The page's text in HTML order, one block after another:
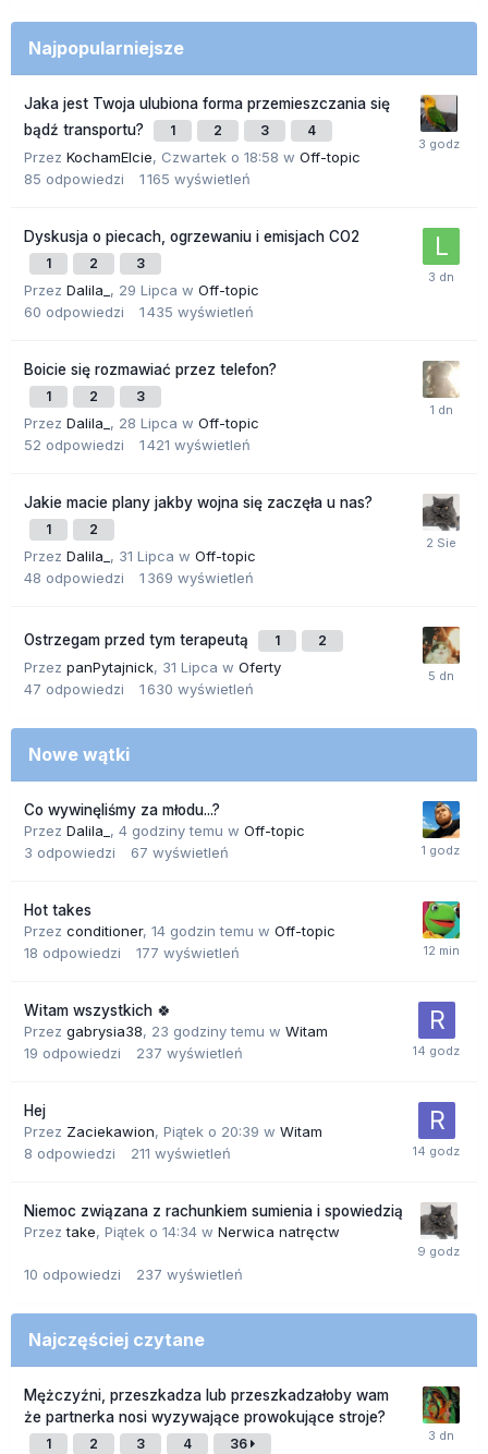
Najpopularniejsze
Jaka jest Twoja ulubiona forma przemieszczania się
bądź transportu?
1 2 3 4
Przez KochamElcie, Czwartek o 18:58 w Off-topic
85 odpowiedzi 1 165 wyświetleń
Dyskusja o piecach, ogrzewaniu i emisjach CO2
1 2 3
Przez Dalila_ , 29 Lipca w Off-topic
60 odpowiedzi 1 435 wyświetleń
Boicie się rozmawiać przez telefon?
1 2 3
Przez Dalila_ , 28 Lipca w Off-topic
52 odpowiedzi 1 421 wyświetleń
Jakie macie plany jakby wojna się zaczęła u nas?
1 2
Przez Dalila_ , 31 Lipca w Off-topic
48 odpowiedzi 1 369 wyświetleń
Ostrzegam przed tym terapeutą 1 2
Przez panPytajnick, 31 Lipca w Oferty
47 odpowiedzi 1 630 wyświetleń
Nowe wątki
Co wywinęliśmy za młodu...?
Przez Dalila_ , 4 godziny temu w Off-topic
3 odpowiedzi 67 wyświetleń
Hot takes
Przez conditioner, 14 godzin temu w Off-topic
18 odpowiedzi 177 wyświetleń
Witam wszystkich 🍀
Przez gabrysia38, 23 godziny temu w Witam
19 odpowiedzi 237 wyświetleń
Hej
Przez Zaciekawion, Piątek o 20:39 w Witam
8 odpowiedzi 211 wyświetleń
Niemoc związana z rachunkiem sumienia i spowiedzią
Przeztake, Piątek o 14:34 w Nerwica natręctw
10 odpowiedzi 237 wyświetleń
Najczęściej czytane
Mężczyźni, przeszkadza lub przeszkadzałoby wam
że partnerka nosi wyzywające prowokujące stroje?
1 2 3 4 36